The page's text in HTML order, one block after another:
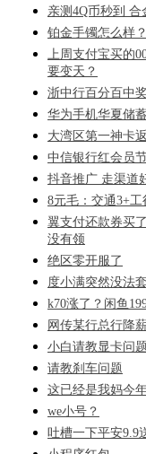
亲测4Q币秒到 合
铂金手镯怎么样
上周支付宝买的
要变天？
浙中行百分百中奖
华为手机华夏储
大湾区第一神卡
中信银行红会员
抖音推广 走渠道
8元毛：交通3+工
翼支付还款券买
没有领
绝区零开服了
度小满突然没法
k70涨了？闲鱼
网传某行总行降
小白请教显卡问题
请教刹车问题
这已经是我妈今
we小号？
吐槽一下平安9.9